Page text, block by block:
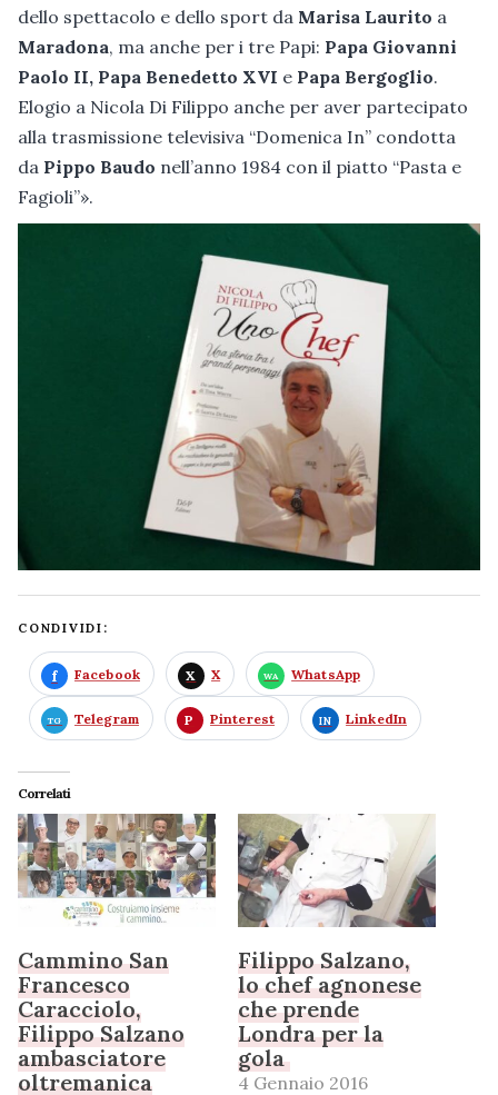
dello spettacolo e dello sport da Marisa Laurito a
Maradona, ma anche per i tre Papi: Papa Giovanni
Paolo II, Papa Benedetto XVI e Papa Bergoglio.
Elogio a Nicola Di Filippo anche per aver partecipato
alla trasmissione televisiva “Domenica In” condotta
da Pippo Baudo nell’anno 1984 con il piatto “Pasta e
Fagioli”».
CONDIVIDI:
Facebook X WhatsApp
Telegram Pinterest LinkedIn
Correlati
Cammino San
Francesco
Caracciolo,
Filippo Salzano
ambasciatore
oltremanica
Filippo Salzano,
lo chef agnonese
che prende
Londra per la
gola
4 Gennaio 2016